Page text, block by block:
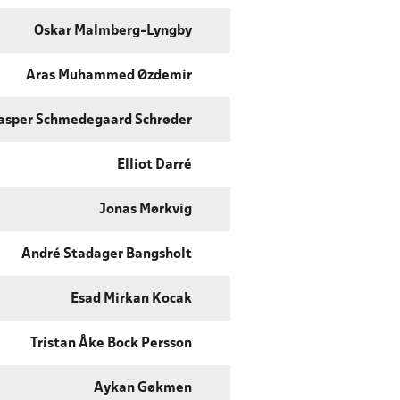
Oskar Malmberg-Lyngby
Aras Muhammed Øzdemir
Schmedegaard Schrøder
Elliot Darré
Jonas Mørkvig
André Stadager Bangsholt
Esad Mirkan Kocak
Tristan Åke Bock Persson
Aykan Gøkmen